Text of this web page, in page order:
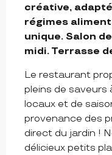
créative,
régimes
unique. Salon
midi. Terrasse
Le restaurant
pleins de saveurs
locaux et de
provenance des
direct du jardin !
délicieux petits